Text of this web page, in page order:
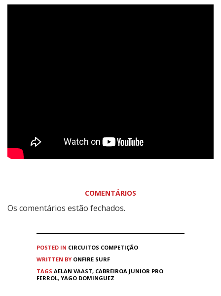
COMENTÁRIOS
Os comentários estão fechados.
POSTED IN CIRCUITOS COMPETIÇÃO
WRITTEN BY ONFIRE SURF
TAGS AELAN VAAST, CABREIROA JUNIOR PRO
FERROL, YAGO DOMINGUEZ